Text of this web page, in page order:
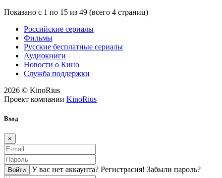
Показано с 1 по 15 из 49 (всего 4 страниц)
Российские сериалы
Фильмы
Русские бесплатные сериалы
Аудиокниги
Новости о Кино
Служба поддержки
2026 © KinoRius
Проект компании KinoRius
Вход
×
Войти У вас нет аккаунта? Регистраcия! Забыли пароль?